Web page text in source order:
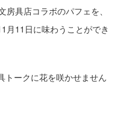
具店コラボのパフェを、
月11日に味わうことができ
トークに花を咲かせません